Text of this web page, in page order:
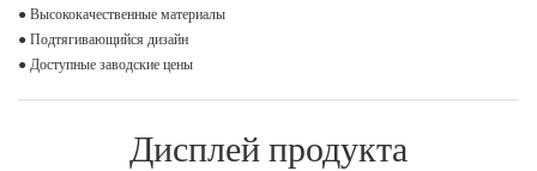
● Высококачественные материалы
● Подтягивающийся дизайн
● Доступные заводские цены
Дисплей продукта